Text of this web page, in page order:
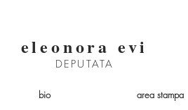
eleonora evi
DEPUTATA
bio area stampa